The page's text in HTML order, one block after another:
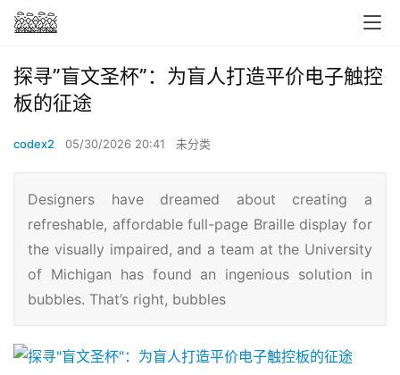
探寻”盲文圣杯”：为盲人打造平价电子触控
板的征途
codex2 05/30/2026 20:41 未分类
Designers have dreamed about creating a
refreshable, affordable full-page Braille display for
the visually impaired, and a team at the University
of Michigan has found an ingenious solution in
bubbles. That’s right, bubbles